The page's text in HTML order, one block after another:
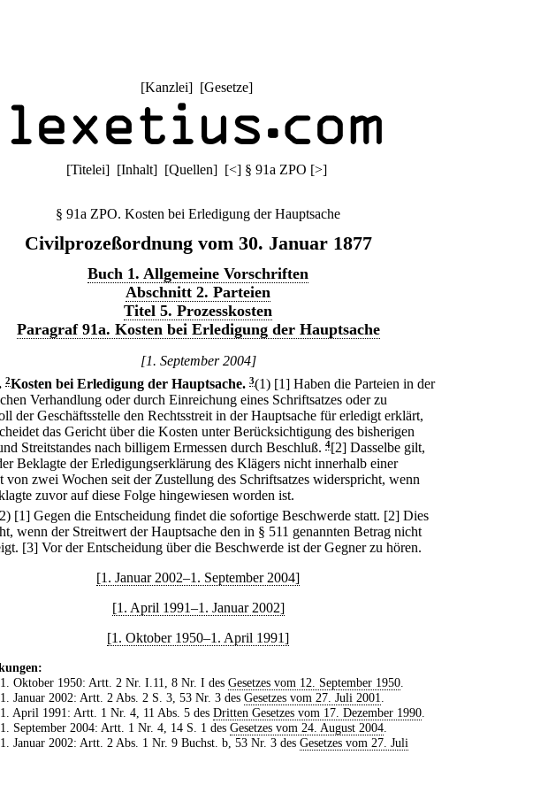
[Kanzlei] [Gesetze]
[Titelei] [Inhalt] [Quellen] [<] § 91a ZPO [>]
§ 91a ZPO. Kosten bei Erledigung der Hauptsache
Civilprozeßordnung vom 30. Januar 1877
Buch 1. Allgemeine Vorschriften
Abschnitt 2. Parteien
Titel 5. Prozesskosten
Paragraf 91a. Kosten bei Erledigung der Hauptsache
[1. September 2004]
2Kosten bei Erledigung der Hauptsache. 3(1) [1] Haben die Parteien in der
Verhandlung oder durch Einreichung eines Schriftsatzes oder zu
der Geschäftsstelle den Rechtsstreit in der Hauptsache für erledigt erklärt,
das Gericht über die Kosten unter Berücksichtigung des bisherigen
Streitstandes nach billigem Ermessen durch Beschluß. 4[2] Dasselbe gilt,
Beklagte der Erledigungserklärung des Klägers nicht innerhalb einer
von zwei Wochen seit der Zustellung des Schriftsatzes widerspricht, wenn
zuvor auf diese Folge hingewiesen worden ist.
[1] Gegen die Entscheidung findet die sofortige Beschwerde statt. [2] Dies
wenn der Streitwert der Hauptsache den in § 511 genannten Betrag nicht
[3] Vor der Entscheidung über die Beschwerde ist der Gegner zu hören.
[1. Januar 2002–1. September 2004]
[1. April 1991–1. Januar 2002]
[1. Oktober 1950–1. April 1991]
Oktober 1950: Artt. 2 Nr. I.11, 8 Nr. I des Gesetzes vom 12. September 1950.
Januar 2002: Artt. 2 Abs. 2 S. 3, 53 Nr. 3 des Gesetzes vom 27. Juli 2001.
April 1991: Artt. 1 Nr. 4, 11 Abs. 5 des Dritten Gesetzes vom 17. Dezember 1990.
September 2004: Artt. 1 Nr. 4, 14 S. 1 des Gesetzes vom 24. August 2004.
Januar 2002: Artt. 2 Abs. 1 Nr. 9 Buchst. b, 53 Nr. 3 des Gesetzes vom 27. Juli